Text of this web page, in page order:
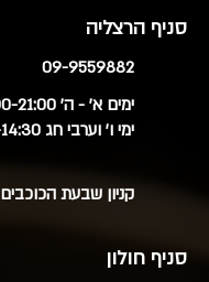
סניף הרצליה
09-9559882
ימים א' - ה' 10:00-21:00
ימי ו' וערבי חג 09:30-14:30
קניון שבעת הכוכבים
סניף חולון